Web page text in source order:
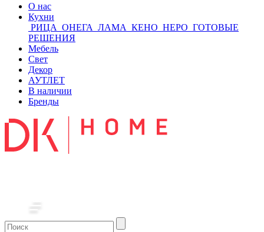
О нас
Кухни
РИЦА ОНЕГА ЛАМА КЕНО НЕРО ГОТОВЫЕ
РЕШЕНИЯ
Мебель
Свет
Декор
АУТЛЕТ
В наличии
Бренды